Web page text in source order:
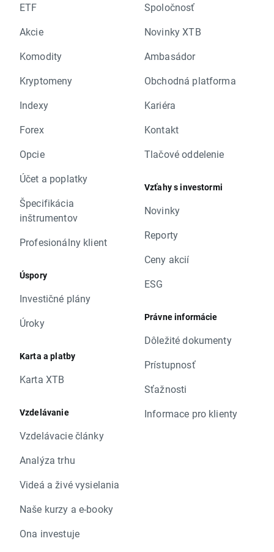
ETF
Akcie
Komodity
Kryptomeny
Indexy
Forex
Opcie
Účet a poplatky
Špecifikácia
inštrumentov
Profesionálny klient
Úspory
Investičné plány
Úroky
Karta a platby
Karta XTB
Vzdelávanie
Vzdelávacie články
Analýza trhu
Videá a živé vysielania
Naše kurzy a e-booky
Ona investuje
Spoločnosť
Novinky XTB
Ambasádor
Obchodná platforma
Kariéra
Kontakt
Tlačové oddelenie
Vzťahy s investormi
Novinky
Reporty
Ceny akcií
ESG
Právne informácie
Dôležité dokumenty
Prístupnosť
Sťažnosti
Informace pro klienty